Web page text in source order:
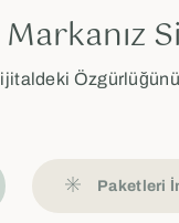
Paketleri